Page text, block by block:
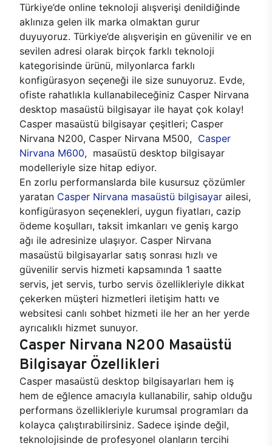
Türkiye’de online teknoloji alışverişi denildiğinde
aklınıza gelen ilk marka olmaktan gurur
duyuyoruz. Türkiye’de alışverişin en güvenilir ve en
sevilen adresi olarak birçok farklı teknoloji
kategorisinde ürünü, milyonlarca farklı
konfigürasyon seçeneği ile size sunuyoruz. Evde,
ofiste rahatlıkla kullanabileceğiniz Casper Nirvana
desktop masaüstü bilgisayar ile hayat çok kolay!
Casper masaüstü bilgisayar çeşitleri; Casper
Nirvana N200, Casper Nirvana M500, Casper
Nirvana M600, masaüstü desktop bilgisayar
modelleriyle size hitap ediyor.
En zorlu performanslarda bile kusursuz çözümler
yaratan Casper Nirvana masaüstü bilgisayar ailesi,
konfigürasyon seçenekleri, uygun fiyatları, cazip
ödeme koşulları, taksit imkanları ve geniş kargo
ağı ile adresinize ulaşıyor. Casper Nirvana
masaüstü bilgisayarlar satış sonrası hızlı ve
güvenilir servis hizmeti kapsamında 1 saatte
servis, jet servis, turbo servis özellikleriyle dikkat
çekerken müşteri hizmetleri iletişim hattı ve
websitesi canlı sohbet hizmeti ile her an her yerde
ayrıcalıklı hizmet sunuyor.
Casper Nirvana N200 Masaüstü
Bilgisayar Özellikleri
Casper masaüstü desktop bilgisayarları hem iş
hem de eğlence amacıyla kullanabilir, sahip olduğu
performans özellikleriyle kurumsal programları da
kolayca çalıştırabilirsiniz. Sadece işinde değil,
teknolojisinde de profesyonel olanların tercihi